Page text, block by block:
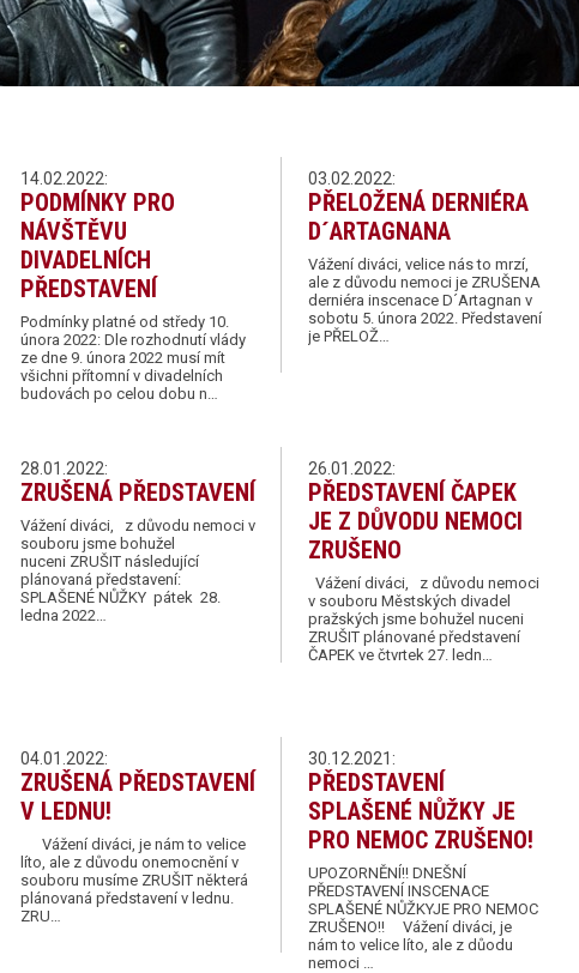
14.02.2022:
PODMÍNKY PRO
NÁVŠTĚVU
DIVADELNÍCH
PŘEDSTAVENÍ
Podmínky platné od středy 10.
února 2022: Dle rozhodnutí vlády
ze dne 9. února 2022 musí mít
všichni přítomní v divadelních
budovách po celou dobu n…
03.02.2022:
PŘELOŽENÁ DERNIÉRA
D´ARTAGNANA
Vážení diváci, velice nás to mrzí,
ale z důvodu nemoci je ZRUŠENA
derniéra inscenace D´Artagnan v
sobotu 5. února 2022. Představení
je PŘELOŽ…
28.01.2022:
ZRUŠENÁ PŘEDSTAVENÍ
Vážení diváci, z důvodu nemoci v
souboru jsme bohužel
nuceni ZRUŠIT následující
plánovaná představení:
SPLAŠENÉ NŮŽKY pátek 28.
ledna 2022…
26.01.2022:
PŘEDSTAVENÍ ČAPEK
JE Z DŮVODU NEMOCI
ZRUŠENO
Vážení diváci, z důvodu nemoci
v souboru Městských divadel
pražských jsme bohužel nuceni
ZRUŠIT plánované představení
ČAPEK ve čtvrtek 27. ledn…
04.01.2022:
ZRUŠENÁ PŘEDSTAVENÍ
V LEDNU!
Vážení diváci, je nám to velice
líto, ale z důvodu onemocnění v
souboru musíme ZRUŠIT některá
plánovaná představení v lednu.
ZRU…
30.12.2021:
PŘEDSTAVENÍ
SPLAŠENÉ NŮŽKY JE
PRO NEMOC ZRUŠENO!
UPOZORNĚNÍ!! DNEŠNÍ
PŘEDSTAVENÍ INSCENACE
SPLAŠENÉ NŮŽKYJE PRO NEMOC
ZRUŠENO!! Vážení diváci, je
nám to velice líto, ale z důodu
nemoci …